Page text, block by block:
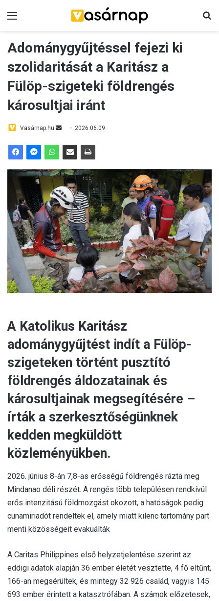
Adománygyűjtéssel fejezi ki
szolidaritását a Karitász a
Fülöp-szigeteki földrengés
károsultjai iránt
Vasárnap.hu
a
n
e
m
a
i
l
2026.06.09.
A Katolikus Karitász
adománygyűjtést indít a Fülöp-
szigeteken történt pusztító
földrengés áldozatainak és
károsultjainak megsegítésére –
írták a szerkesztőségünknek
kedden megküldött
közleményükben.
2026. június 8-án 7,8-as erősségű földrengés rázta meg
Mindanao déli részét. A rengés több településen rendkívül
erős intenzitású földmozgást okozott, a hatóságok pedig
cunamiriadót rendeltek el, amely miatt kilenc tartomány part
menti közösségeit evakuálták
A Caritas Philippines első helyzetjelentése szerint az
eddigi adatok alapján 36 ember életét vesztette, 4 fő eltűnt,
166-an megsérültek, és mintegy 32 926 család, vagyis 145
693 ember érintett a katasztrófában. A számok előzetesek,